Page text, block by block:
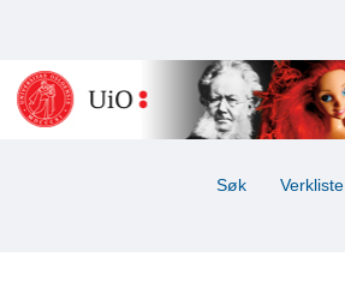
Søk Verkliste